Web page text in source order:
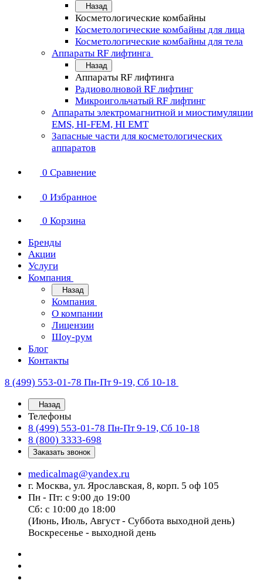
Назад
Косметологические комбайны
Косметологические комбайны для лица
Косметологические комбайны для тела
Аппараты RF лифтинга
Назад
Аппараты RF лифтинга
Радиоволновой RF лифтинг
Микроигольчатый RF лифтинг
Аппараты электромагнитной и миостимуляции
EMS, HI-FEM, HI EMT
Запасные части для косметологических
аппаратов
0 Сравнение
0 Избранное
0 Корзина
Бренды
Акции
Услуги
Компания
Назад
Компания
О компании
Лицензии
Шоу-рум
Блог
Контакты
8 (499) 553-01-78 Пн-Пт 9-19, Сб 10-18
Назад
Телефоны
8 (499) 553-01-78 Пн-Пт 9-19, Сб 10-18
8 (800) 3333-698
Заказать звонок
medicalmag@yandex.ru
г. Москва, ул. Ярославская, 8, корп. 5 оф 105
Пн - Пт: с 9:00 до 19:00
Сб: с 10:00 до 18:00
(Июнь, Июль, Август - Суббота выходной день)
Воскресенье - выходной день